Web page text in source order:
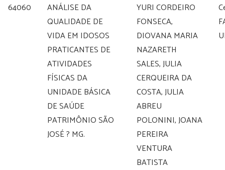
64060
ANÁLISE DA
QUALIDADE DE
VIDA EM IDOSOS
PRATICANTES DE
ATIVIDADES
FÍSICAS DA
UNIDADE BÁSICA
DE SAÚDE
PATRIMÔNIO SÃO
JOSÉ ? MG.
YURI CORDEIRO
FONSECA,
DIOVANA MARIA
NAZARETH
SALES, JULIA
CERQUEIRA DA
COSTA, JULIA
ABREU
POLONINI, JOANA
PEREIRA
VENTURA
BATISTA